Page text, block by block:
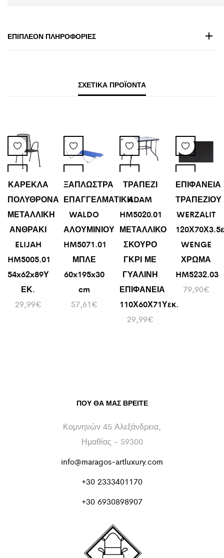
ΕΠΙΠΛΈΟΝ ΠΛΗΡΟΦΟΡΊΕΣ
ΣΧΕΤΙΚΆ ΠΡΟΪΌΝΤΑ
ΚΑΡΕΚΛΑ
ΠΟΛΥΘΡΟΝΑ
ΜΕΤΑΛΛΙΚΗ
ΑΝΘΡΑΚΙ
ELIJAH
HM5005.01
54x62x89Υ
ΕΚ.
29,99€
ΞΑΠΛΩΣΤΡΑ
ΕΠΑΓΓΕΛΜΑΤΙΚΗ
WALDO
ΑΛΟΥΜΙΝΙΟΥ
HM5071.01
ΜΠΛΕ
60x195x30
cm
57,61€
ΤΡΑΠΕΖΙ
ADAM
HM5020.01
ΜΕΤΑΛΛΙΚΟ
ΣΚΟΥΡΟ
ΓΚΡΙ ΜΕ
ΓΥΑΛΙΝΗ
ΕΠΙΦΑΝΕΙΑ
110Χ60Χ71Υεκ.
29,99€
ΕΠΙΦΑΝΕΙΑ
ΤΡΑΠΕΖΙΟΥ
WERZALIT
WENGE
ΧΡΩΜΑ
HM5232.03
79,90€
ΠΟΥ ΘΑ ΜΑΣ ΒΡΕΊΤΕ
Κομνηνών 45 Αλεξάνδρεια,
Ημαθίας - 59300
info@maragos-artluxury.com
+30 2333401170
+30 6930898907